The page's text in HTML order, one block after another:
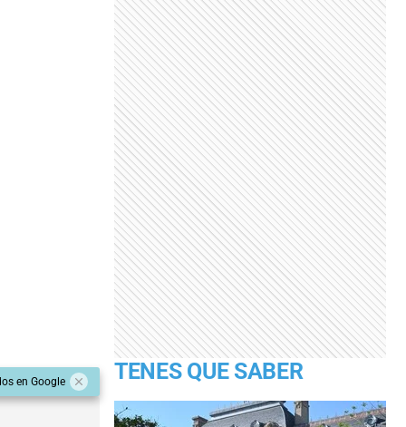
en Google TENES QUE SABER